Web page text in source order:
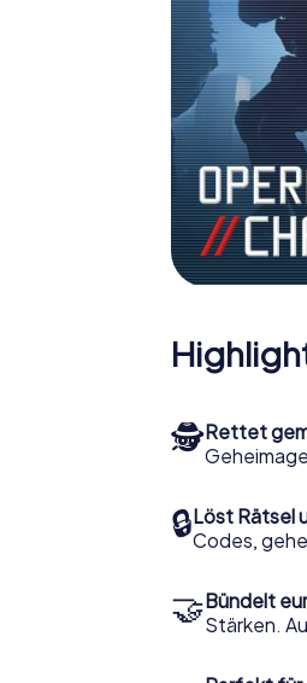
🕵Rettet
🔒Löst Rätsel
Codes,
🤝Bündelt
Stärken.